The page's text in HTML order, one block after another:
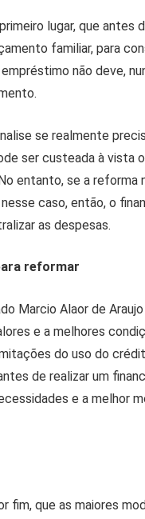
lugar, que antes
familiar, para
não deve,
se realmente
ser custeada à vista
entanto, se a reforma
caso, então, o
as despesas.
reformar
Marcio Alaor de
e a melhores
do uso do
de realizar um
e a melhor
fim, que as maiores